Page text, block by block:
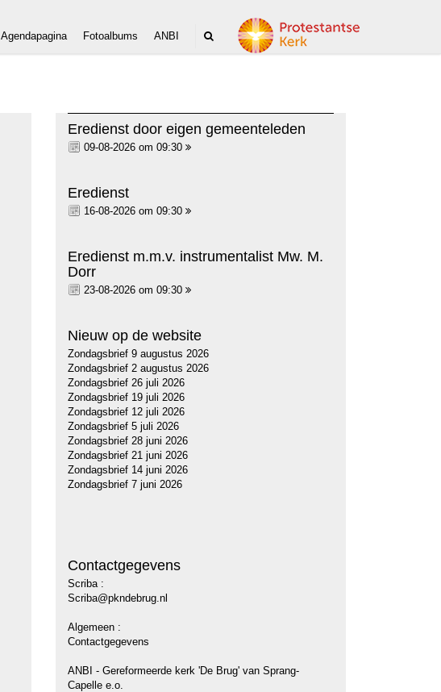
Agendapagina Fotoalbums ANBI
Eredienst door eigen gemeenteleden
09-08-2026 om 09:30
Eredienst
16-08-2026 om 09:30
Eredienst m.m.v. instrumentalist Mw. M.
Dorr
23-08-2026 om 09:30
Nieuw op de website
Zondagsbrief 9 augustus 2026
Zondagsbrief 2 augustus 2026
Zondagsbrief 26 juli 2026
Zondagsbrief 19 juli 2026
Zondagsbrief 12 juli 2026
Zondagsbrief 5 juli 2026
Zondagsbrief 28 juni 2026
Zondagsbrief 21 juni 2026
Zondagsbrief 14 juni 2026
Zondagsbrief 7 juni 2026
Contactgegevens
Scriba :
Scriba@pkndebrug.nl
Algemeen :
Contactgegevens
ANBI - Gereformeerde kerk 'De Brug' van Sprang-
Capelle e.o.